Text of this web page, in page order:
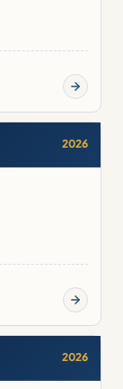
2026
2026